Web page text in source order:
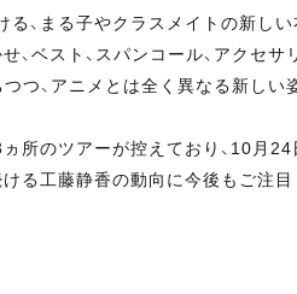
、まる子やクラスメイトの新し
ベスト、スパンコール、アクセ
、アニメとは全く異なる新しい
所のツアーが控えており、10月
る工藤静香の動向に今後もご注目